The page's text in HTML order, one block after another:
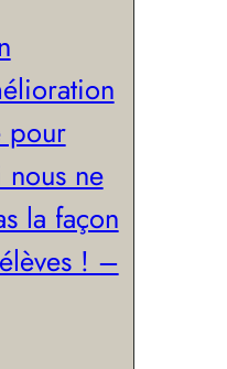
pour
ne
la façon
! –